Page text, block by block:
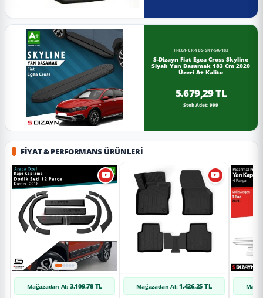
FI-EG1-CR-YBS-SKY-SA-183
S-Dizayn Fiat Egea Cross Skyline
Siyah Yan Basamak 183 Cm 2020
Üzeri A+ Kalite
5.679,29 TL
Stok Adet: 999
FIYAT & PERFORMANS ÜRÜNLERI
Mağazadan Al: 3.109,78 TL Mağazadan Al: 1.426,25 TL